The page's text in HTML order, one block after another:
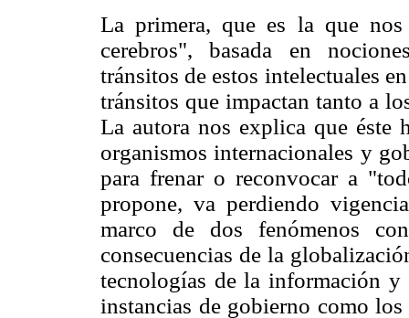
La primera, que es la que
cerebros", basada en
tránsitos de estos intelectuales
tránsitos que impactan tanto a
La autora nos explica que éste
organismos internacionales y
para frenar o reconvocar a
propone, va perdiendo
marco de dos fenómenos
consecuencias de la
tecnologías de la información
instancias de gobierno como